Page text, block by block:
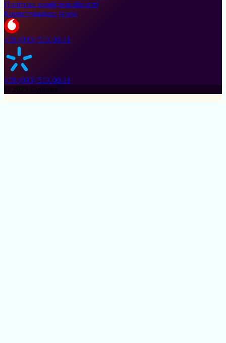
Політика конфіденційності
Користувацька угода
+38 (095) 513-00-11
+38 (093) 513-00-11
© 2025 Cylinder